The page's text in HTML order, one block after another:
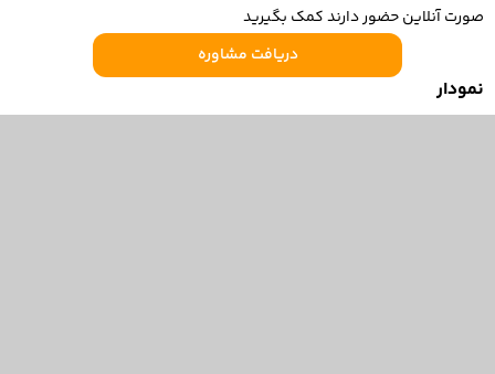
صورت آنلاین حضور دارند کمک بگیرید
دریافت مشاوره
نمودار